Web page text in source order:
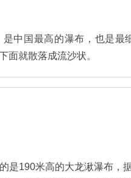
中国最高的瀑布，也是
面就散落成流沙状。
是190米高的大龙湫瀑布，